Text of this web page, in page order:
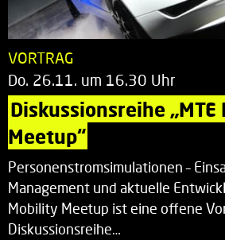
VORTRAG
Do. 26.11. um 16.30 Uhr
Diskussionsreihe
Meetup“
Personenstromsimulationen –
Management und aktuelle
Mobility Meetup ist eine offene
Diskussionsreihe…